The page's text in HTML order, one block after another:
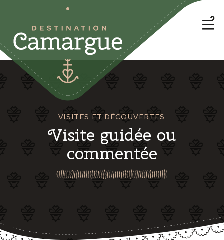
VISITES ET DÉCOUVERTES
Visite guidée ou
commentée